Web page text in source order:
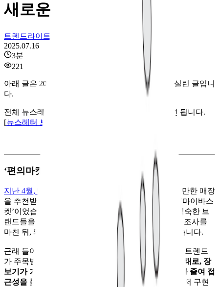
새로운 슈퍼마켓
트렌드라이트
2025.07.16
3분
221
아래 글은 2025년 07월 09일에 발행된 뉴스레터에 실린 글입니
다.
전체 뉴스레터를 보시려면 옆의 링크를 클릭하시면 됩니다.
[뉴스레터 보러 가기
‘편의마켓’의 원조를 찾아갔습니다
지난 4월, 마뗑킴 취재
차 도쿄 출장을 앞두고 견학할 만한 매장
을 추천받았을 때, 가장 먼저 등장한 이름 중 하나가 ‘마이바스
켓’이었습니다. 다이소, 세븐일레븐, 돈키호테처럼 익숙한 브
랜드들을 제치고 나온 낯선 이름이었죠. 하지만 사전 조사를
마친 뒤, 왜 이곳이 추천됐는지 바로 이해할 수 있었습니다.
근래 들어 한국에서도 ‘편의마켓’이라는 새로운 유통 트렌드
가 주목받고 있죠.
이는 편의점과 슈퍼마켓의 중간 형태로, 장
보기가 가능한 상품 구성은 유지하면서도 점포 규모를 줄여 접
근성을 높인 모델인데요.
일본에서 이 개념을 가장 먼저 구현